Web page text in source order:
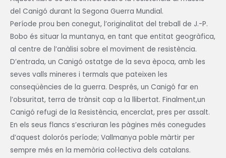
del Canigó durant la Segona Guerra Mundial.
Període prou ben conegut, l’originalitat del treball de J.-P.
Bobo és situar la muntanya, en tant que entitat geogràfica,
al centre de l’anàlisi sobre el moviment de resistència.
D’entrada, un Canigó ostatge de la seva època, amb les
seves valls mineres i termals que pateixen les
conseqüències de la guerra. Després, un Canigó far en
l’obsuritat, terra de trànsit cap a la llibertat. Finalment,un
Canigó refugi de la Resistència, encerclat, pres per assalt.
En els seus flancs s’escriuran les pàgines més conegudes
d’aquest dolorós període; Vallmanya poble màrtir per
sempre més en la memòria col·lectiva dels catalans.